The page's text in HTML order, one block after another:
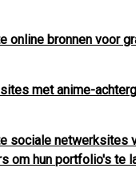
online bronnen voor
met anime-
sociale netwerksites
om hun portfolio's te